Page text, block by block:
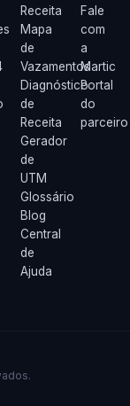
Receita
Mapa
de
Vazamentos
Diagnóstico
de
Receita
Gerador
de
UTM
Glossário
Blog
Central
de
Ajuda
Fale
com
a
Martic
Portal
do
parceiro